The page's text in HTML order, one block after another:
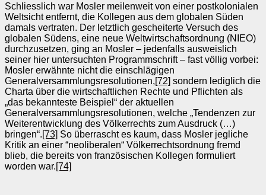
Schliesslich war Mosler meilenweit von einer postkolonialen
Weltsicht entfernt, die Kollegen aus dem globalen Süden
damals vertraten. Der letztlich gescheiterte Versuch des
globalen Südens, eine neue Weltwirtschaftsordnung (NIEO)
durchzusetzen, ging an Mosler – jedenfalls ausweislich
seiner hier untersuchten Programmschrift – fast völlig vorbei:
Mosler erwähnte nicht die einschlägigen
Generalversammlungsresolutionen,[72] sondern lediglich die
Charta über die wirtschaftlichen Rechte und Pflichten als
„das bekannteste Beispiel“ der aktuellen
Generalversammlungsresolutionen, welche „Tendenzen zur
Weiterentwicklung des Völkerrechts zum Ausdruck (…)
bringen“.[73] So überrascht es kaum, dass Mosler jegliche
Kritik an einer “neoliberalen“ Völkerrechtsordnung fremd
blieb, die bereits von französischen Kollegen formuliert
worden war.[74]